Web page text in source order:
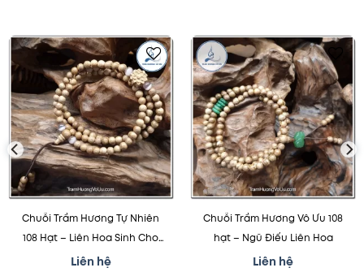
Thêm
vào
mục
yêu
thích
Chuỗi Trầm Hương Tự Nhiên
108 Hạt – Liên Hoa Sinh Cho
Người Mạng Kim
Liên hệ
Thêm
vào
mục
yêu
thích
Chuỗi Trầm Hương Vô Ưu 108
hạt – Ngũ Điếu Liên Hoa
Liên hệ